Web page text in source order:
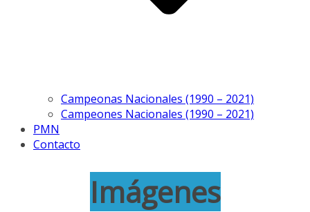
Campeonas Nacionales (1990 – 2021)
Campeones Nacionales (1990 – 2021)
PMN
Contacto
Imágenes